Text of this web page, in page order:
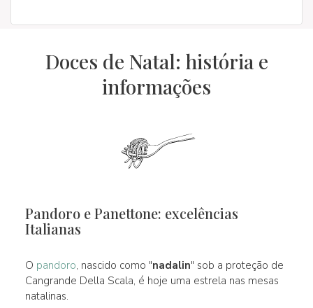
Doces de Natal: história e
informações
Pandoro e Panettone: excelências
Italianas
O pandoro, nascido como "nadalin" sob a proteção de
Cangrande Della Scala, é hoje uma estrela nas mesas
natalinas.